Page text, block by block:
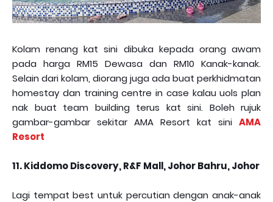
Kolam renang kat sini dibuka kepada orang awam
pada harga RM15 Dewasa dan RM10 Kanak-kanak.
Selain dari kolam, diorang juga ada buat perkhidmatan
homestay dan training centre in case kalau uols plan
nak buat team building terus kat sini. Boleh rujuk
gambar-gambar sekitar AMA Resort kat sini AMA
Resort
11. Kiddomo Discovery, R&F Mall, Johor Bahru, Johor
Lagi tempat best untuk percutian dengan anak-anak